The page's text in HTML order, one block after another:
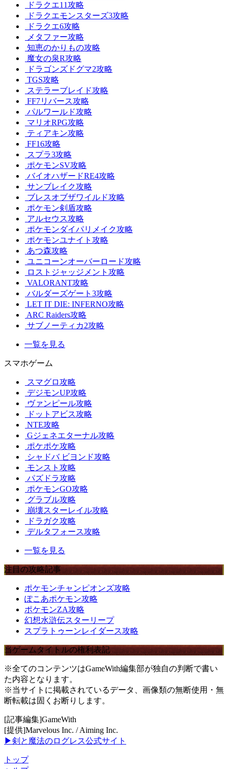
ドラクエ11攻略
ドラクエモンスターズ3攻略
ドラクエ6攻略
メタファー攻略
知恵のかりもの攻略
魔女の泉R攻略
ドラゴンズドグマ2攻略
TGS攻略
ステラーブレイド攻略
FF7リバース攻略
パルワールド攻略
マリオRPG攻略
ティアキン攻略
FF16攻略
スプラ3攻略
ポケモンSV攻略
バイオハザードRE4攻略
サンブレイク攻略
ブレスオブザワイルド攻略
ポケモン剣盾攻略
アルセウス攻略
ポケモンダイパリメイク攻略
ポケモンユナイト攻略
あつ森攻略
ユニコーンオーバーロード攻略
ロストジャッジメント攻略
VALORANT攻略
バルダーズゲート3攻略
LET IT DIE: INFERNO攻略
ARC Raiders攻略
サブノーティカ2攻略
一覧を見る
スマホゲーム
スマグロ攻略
デジモンUP攻略
ヴァンピール攻略
ドットアビス攻略
NTE攻略
Gジェネエターナル攻略
ポケポケ攻略
シャドバ ビヨンド攻略
モンスト攻略
パズドラ攻略
ポケモンGO攻略
グラブル攻略
崩壊スターレイル攻略
ドラガク攻略
デルタフォース攻略
一覧を見る
注目の攻略記事
ポケモンチャンピオンズ攻略
ぽこあポケモン攻略
ポケモンZA攻略
幻想水滸伝スターリープ
スプラトゥーンレイダース攻略
当ゲームタイトルの権利表記
※全てのコンテンツはGameWith編集部が独自の判断で書い
た内容となります。
※当サイトに掲載されているデータ、画像類の無断使用・無
断転載は固くお断りします。
[記事編集]GameWith
[提供]Marvelous Inc. / Aiming Inc.
▶剣と魔法のログレス公式サイト
トップ